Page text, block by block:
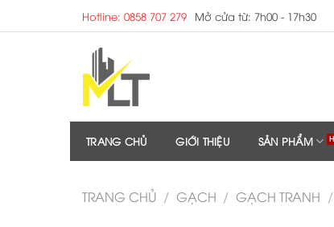
to
Hotline: 0858 707 279 Mở cửa từ: 7h00 - 17h30
TRANG CHỦ GIỚI THIỆU SẢN PHẨM
TRANG CHỦ / GẠCH / GẠCH TRANH /